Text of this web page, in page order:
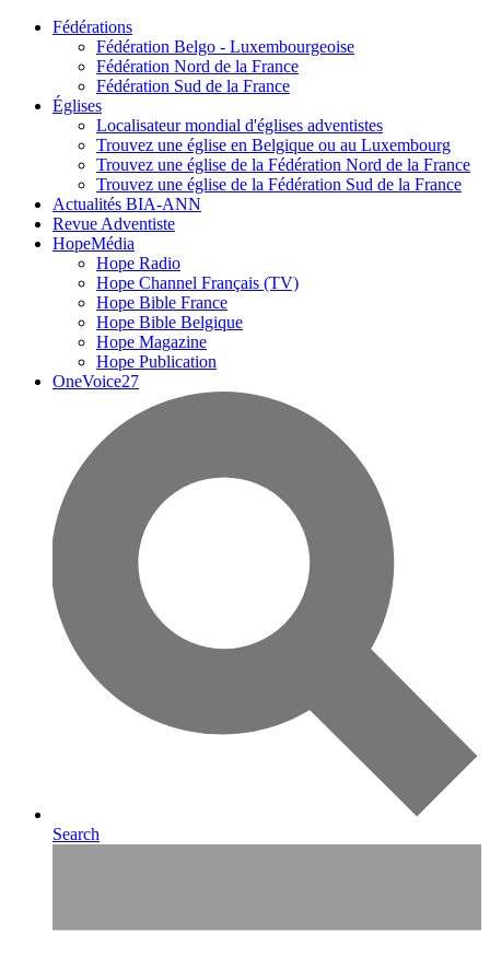
Fédérations
Fédération Belgo - Luxembourgeoise
Fédération Nord de la France
Fédération Sud de la France
Églises
Localisateur mondial d'églises adventistes
Trouvez une église en Belgique ou au Luxembourg
Trouvez une église de la Fédération Nord de la France
Trouvez une église de la Fédération Sud de la France
Actualités BIA-ANN
Revue Adventiste
HopeMédia
Hope Radio
Hope Channel Français (TV)
Hope Bible France
Hope Bible Belgique
Hope Magazine
Hope Publication
OneVoice27
Search